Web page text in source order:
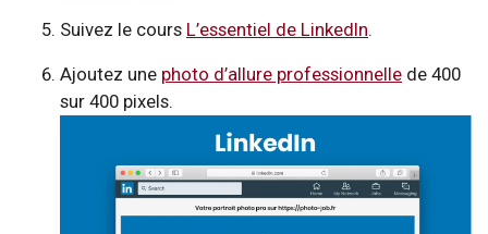
Suivez le cours L’essentiel de LinkedIn.
Ajoutez une photo d’allure professionnelle de 400
sur 400 pixels.